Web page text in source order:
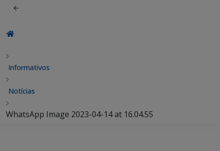
Informativos
Notícias
WhatsApp Image 2023-04-14 at 16.04.55